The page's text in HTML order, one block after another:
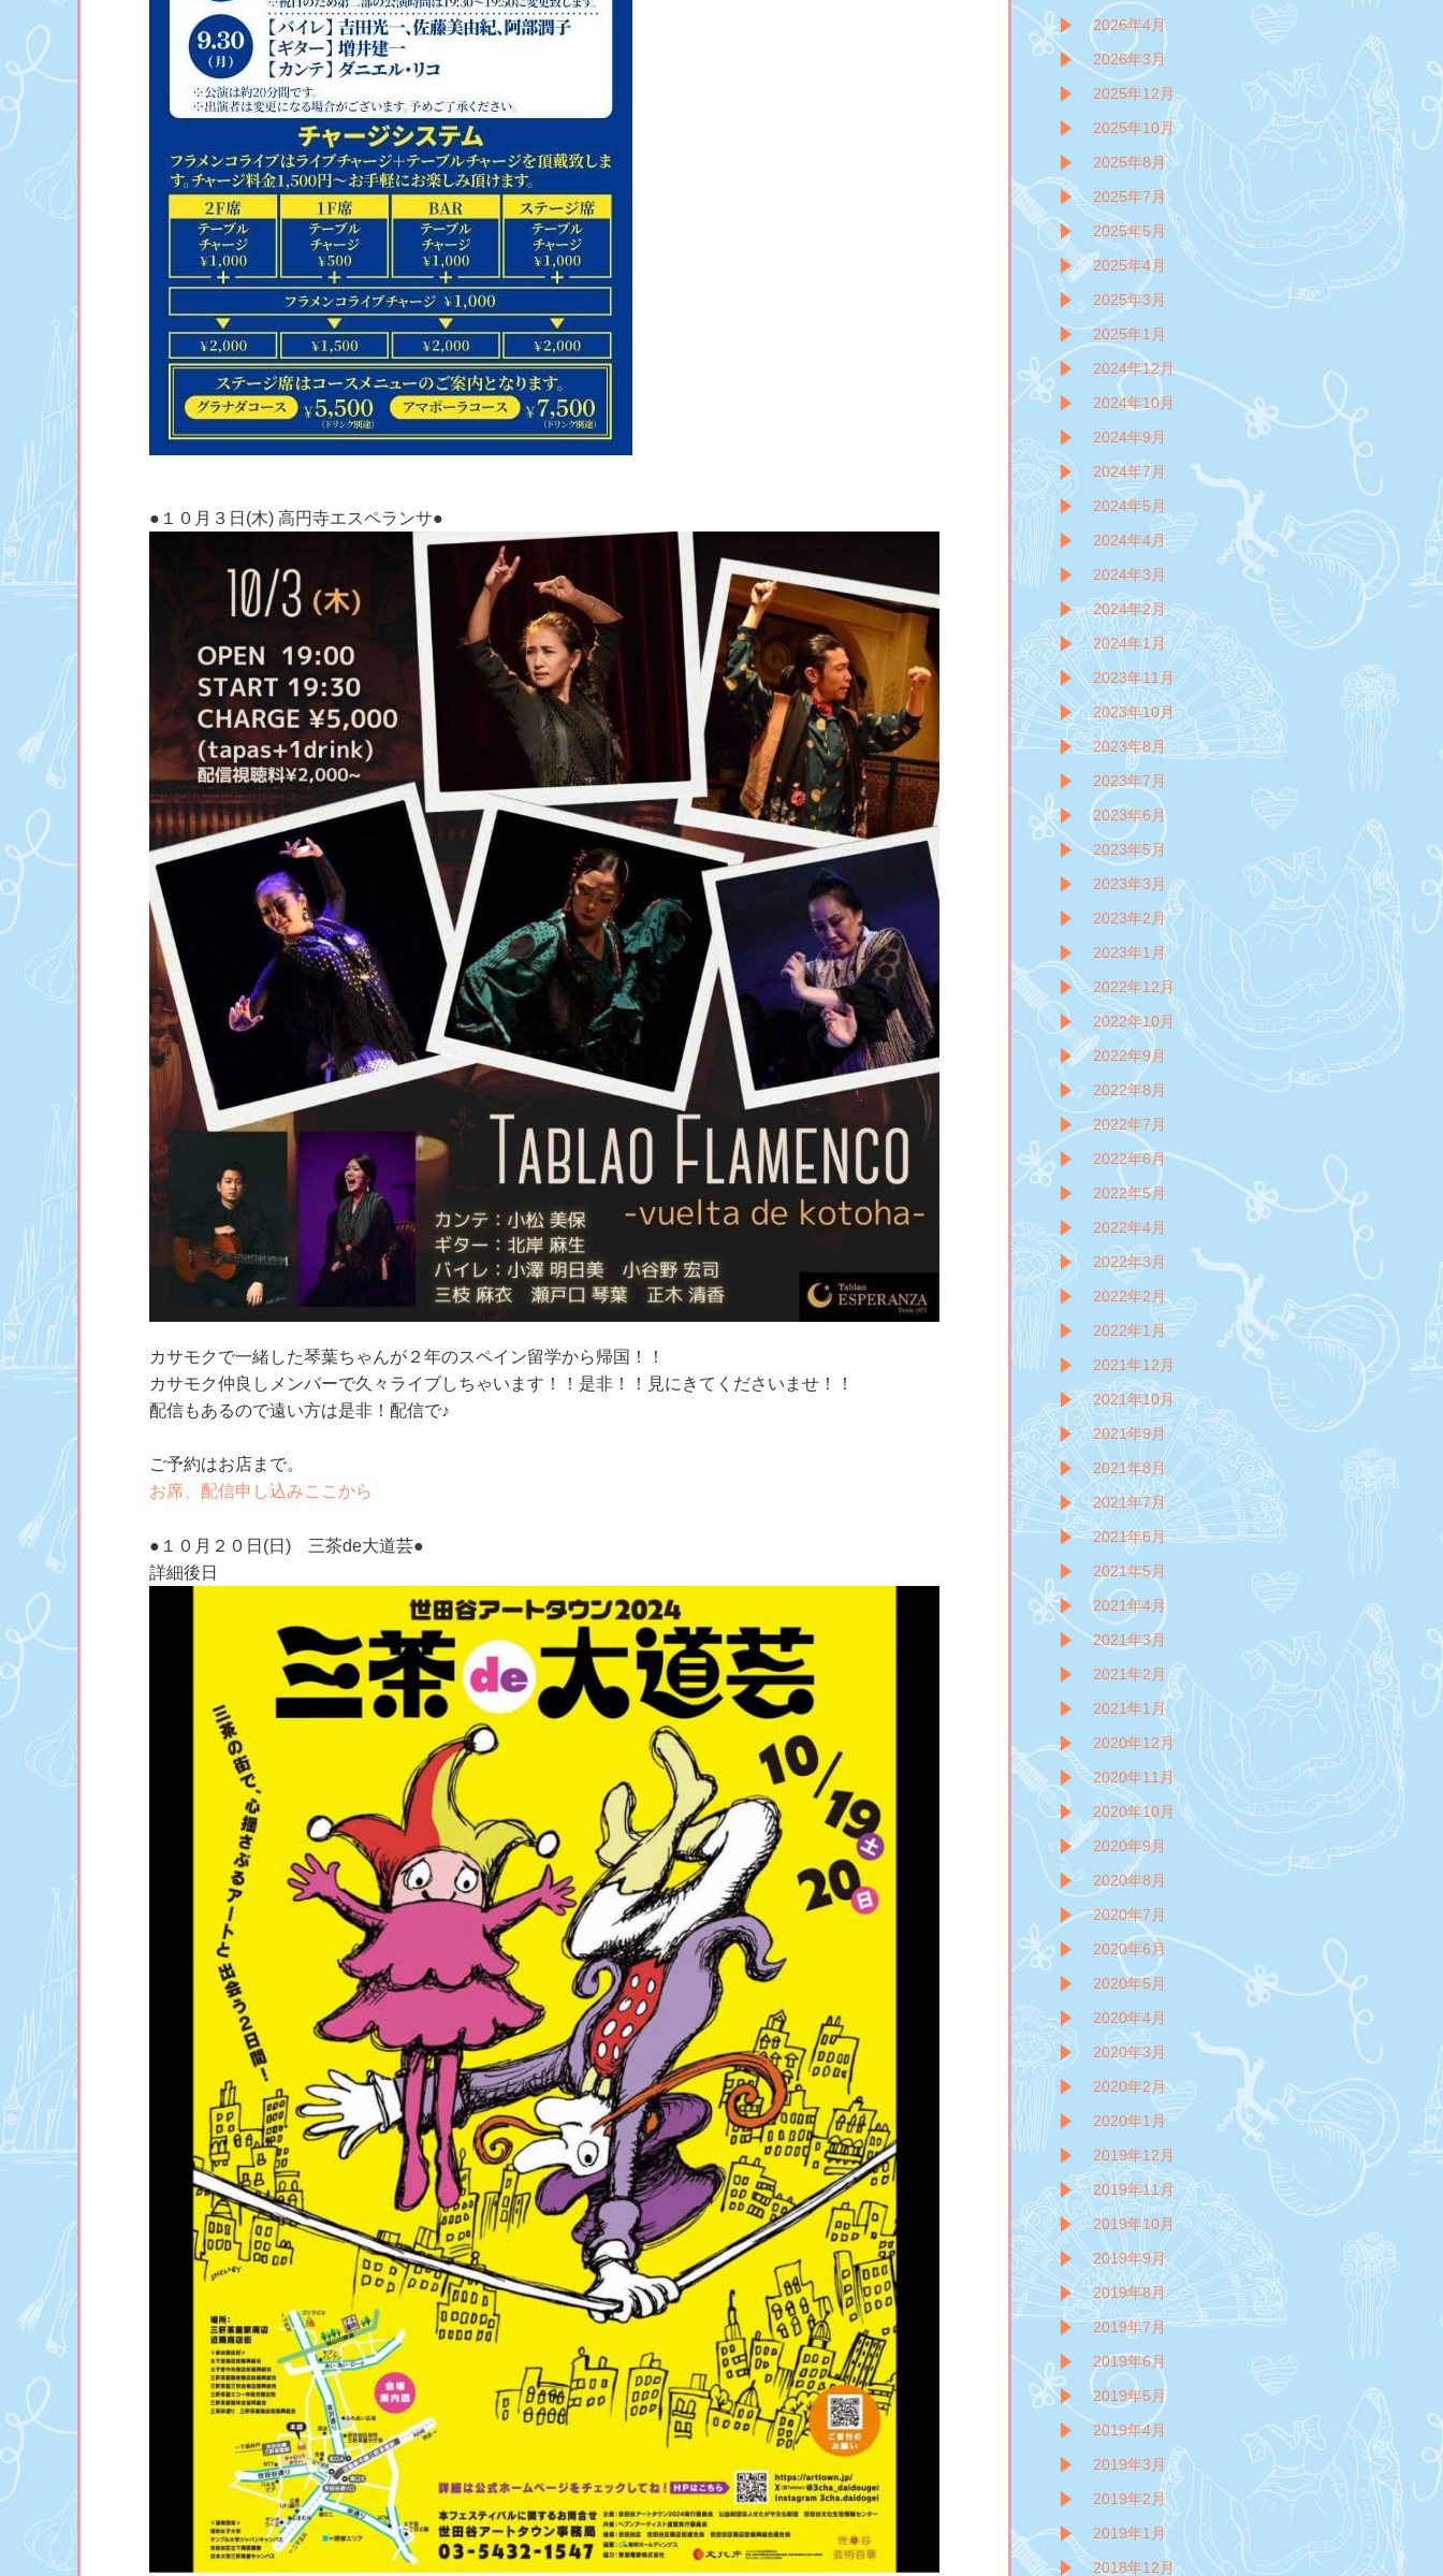
●１０月３日(木) 高円寺エスペランサ●
カサモクで一緒した琴葉ちゃんが２年のスペイン留学から帰国！！
カサモク仲良しメンバーで久々ライブしちゃいます！！是非！！見にきてくださいませ！！
配信もあるので遠い方は是非！配信で♪
ご予約はお店まで。
お席、配信申し込みここから
●１０月２０日(日) 三茶de大道芸●
詳細後日
2026年4月
2026年3月
2025年12月
2025年10月
2025年8月
2025年7月
2025年5月
2025年4月
2025年3月
2025年1月
2024年12月
2024年10月
2024年9月
2024年7月
2024年5月
2024年4月
2024年3月
2024年2月
2024年1月
2023年11月
2023年10月
2023年8月
2023年7月
2023年6月
2023年5月
2023年3月
2023年2月
2023年1月
2022年12月
2022年10月
2022年9月
2022年8月
2022年7月
2022年6月
2022年5月
2022年4月
2022年3月
2022年2月
2022年1月
2021年12月
2021年10月
2021年9月
2021年8月
2021年7月
2021年6月
2021年5月
2021年4月
2021年3月
2021年2月
2021年1月
2020年12月
2020年11月
2020年10月
2020年9月
2020年8月
2020年7月
2020年6月
2020年5月
2020年4月
2020年3月
2020年2月
2020年1月
2019年12月
2019年11月
2019年10月
2019年9月
2019年8月
2019年7月
2019年6月
2019年5月
2019年4月
2019年3月
2019年2月
2019年1月
2018年12月